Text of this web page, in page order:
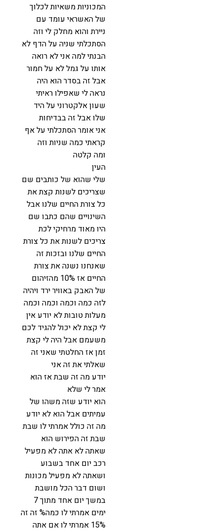
המכוניות משאיות לכלוך
של האשראי עומד עם
ניירת והוא מחלק לי וזה
הסתכלתי שניה על הדף לא
הבנתי למה אני לא רואה
אותו על גמל לא על חמור
אבל זה בסדר הוא היה
נראה לי שאפילו ראיתי
שעון אלקטרוני על היד
שלו אבל זה בבדיחות
אני אומר הסתכלתי על אף
קראתי כמה שניות וזה
ומה קלטה
העין
שלי שהוא של כותבים שם
שצריכים לשנות קצת את
כל צורת החיים שלנו אבל
השינויים שהם כתבו שם
היו מאוד מרחיקי לכת
צריכים לשנות את כל צורת
החיים שלנו ובזכות זה
שאנחנו נשנה את צורת
החיים אז 10% מהזיהום
של האבק באוויר ירד ויהיה
לזה כמה וכמה וכמה וכמה
מעלות טובות לא יודע אין
לי קצת לא יכול להגיד לכם
משעמם אבל היה לי קצת
זמן אז החלטתי שאני זה
שאלתי את זה אני
יודע מה זה שבת אז הוא
אמר לי שלא
הוא יודע שזה משהו של
עמיתים אבל הוא לא יודע
מה זה כולל אמרתי לו שבת
שבת זה הפירוש הוא
שאתה לא אתה לא מפעיל
רכב יום אחד בשבוע
ושאתה לא מפעיל מכונות
ושום דבר הכל מושבת
במשך יום אחד מתוך 7
ימים אמרתי לו כמה% זה זה
15% אמרתי לו אם אתה